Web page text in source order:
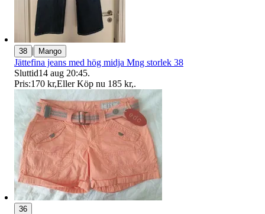
38 | Mango
Jättefina jeans med hög midja Mng storlek 38
Sluttid14 aug 20:45.
Pris:170 kr,Eller Köp nu 185 kr,.
36